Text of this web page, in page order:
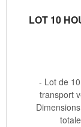
LOT 10
- Lot de
transport